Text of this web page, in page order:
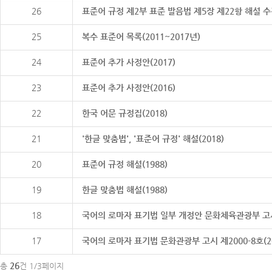
26 표준어 규정 제2부 표준 발음법 제5장 제22항 해설
25 복수 표준어 목록(2011~2017년)
24 표준어 추가 사정안(2017)
23 표준어 추가 사정안(2016)
22 한국 어문 규정집(2018)
21 '한글 맞춤법', '표준어 규정' 해설(2018)
20 표준어 규정 해설(1988)
19 한글 맞춤법 해설(1988)
18 국어의 로마자 표기법 일부 개정안 문화체육관광부
17 국어의 로마자 표기법 문화관광부 고시 제2000-8호
총 26건 1/3페이지